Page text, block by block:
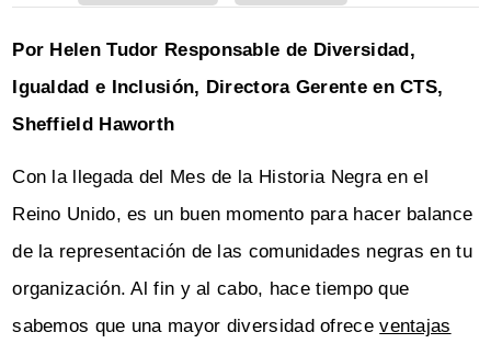
Por Helen Tudor Responsable de Diversidad,
Igualdad e Inclusión, Directora Gerente en CTS,
Sheffield Haworth
Con la llegada del Mes de la Historia Negra en el
Reino Unido, es un buen momento para hacer balance
de la representación de las comunidades negras en tu
organización. Al fin y al cabo, hace tiempo que
sabemos que una mayor diversidad ofreceventajas